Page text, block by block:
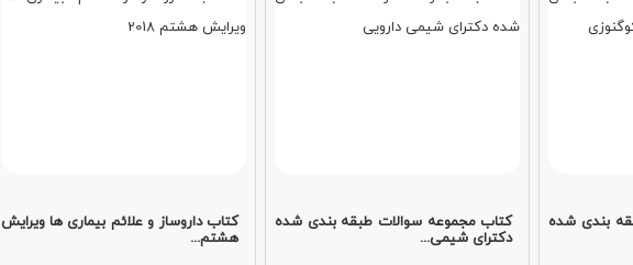
بندی شده
کتاب مجموعه سوالات طبقه بندی شده
دکترای شیمی...
کتاب داروساز و علائم بیماری ها ویرایش
هشتم...